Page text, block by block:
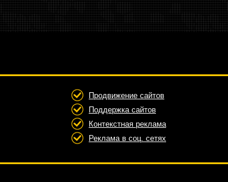
Продвижение сайтов
Поддержка сайтов
Контекстная реклама
Реклама в соц. сетях